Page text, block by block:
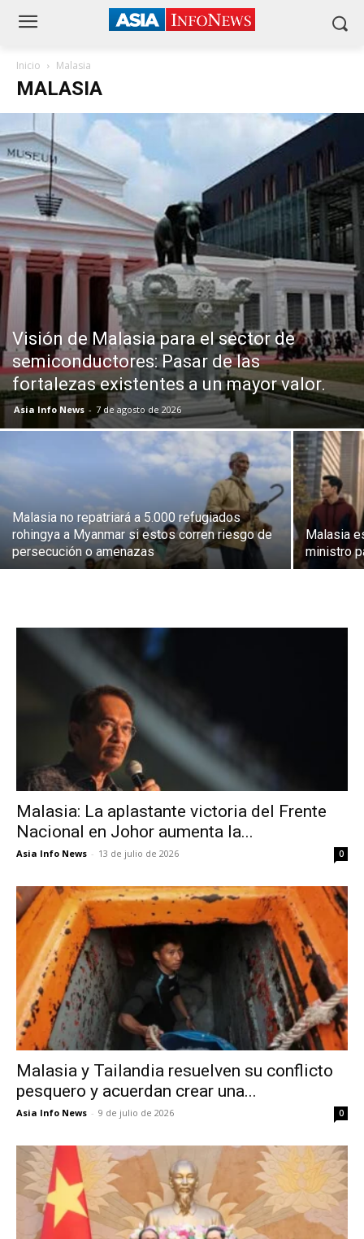
Inicio Malasia
MALASIA
Visión de Malasia para el sector de
semiconductores: Pasar de las
fortalezas existentes a un mayor valor.
Asia Info News - 7 de agosto de 2026
Malasia no repatriará a 5.000 refugiados
rohingya a Myanmar si estos corren riesgo de
persecución o amenazas
Malasia
ministro
Malasia: La aplastante victoria del Frente
Nacional en Johor aumenta la...
Asia Info News - 13 de julio de 2026 0
Malasia y Tailandia resuelven su conflicto
pesquero y acuerdan crear una...
Asia Info News - 9 de julio de 2026 0